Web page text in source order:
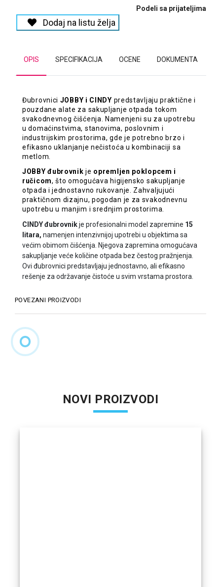
Podeli sa prijateljima
Dodaj na listu želja
OPIS SPECIFIKACIJA OCENE DOKUMENTA
Đubrovnici JOBBY i CINDY predstavljaju praktične i
pouzdane alate za sakupljanje otpada tokom
svakodnevnog čišćenja. Namenjeni su za upotrebu
u domaćinstvima, stanovima, poslovnim i
industrijskim prostorima, gde je potrebno brzo i
efikasno uklanjanje nečistoća u kombinaciji sa
metlom.
JOBBY đubrovnik je opremljen poklopcem i
ručicom, što omogućava higijensko sakupljanje
otpada i jednostavno rukovanje. Zahvaljujući
praktičnom dizajnu, pogodan je za svakodnevnu
upotrebu u manjim i srednjim prostorima.
CINDY đubrovnikje profesionalni model zapremine 15
litara, namenjen intenzivnijoj upotrebi u objektima sa
većim obimom čišćenja. Njegova zapremina omogućava
sakupljanje veće količine otpada bez čestog pražnjenja.
Ovi đubrovnici predstavljaju jednostavno, ali efikasno
rešenje za održavanje čistoće u svim vrstama prostora.
POVEZANI PROIZVODI
NOVI PROIZVODI